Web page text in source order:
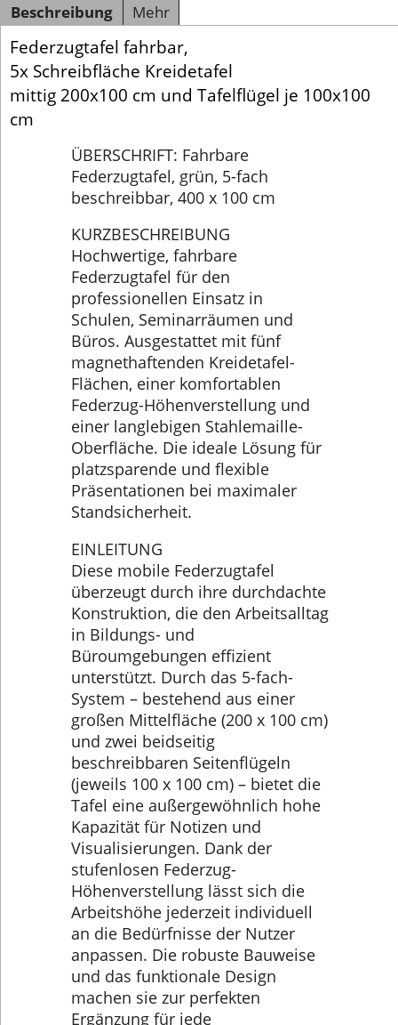
Beschreibung Mehr
Federzugtafel fahrbar,
5x Schreibfläche Kreidetafel
mittig 200x100 cm und Tafelflügel je 100x100
cm
ÜBERSCHRIFT: Fahrbare
Federzugtafel, grün, 5-fach
beschreibbar, 400 x 100 cm
KURZBESCHREIBUNG
Hochwertige, fahrbare
Federzugtafel für den
professionellen Einsatz in
Schulen, Seminarräumen und
Büros. Ausgestattet mit fünf
magnethaftenden Kreidetafel-
Flächen, einer komfortablen
Federzug-Höhenverstellung und
einer langlebigen Stahlemaille-
Oberfläche. Die ideale Lösung für
platzsparende und flexible
Präsentationen bei maximaler
Standsicherheit.
EINLEITUNG
Diese mobile Federzugtafel
überzeugt durch ihre durchdachte
Konstruktion, die den Arbeitsalltag
in Bildungs- und
Büroumgebungen effizient
unterstützt. Durch das 5-fach-
System – bestehend aus einer
großen Mittelfläche (200 x 100 cm)
und zwei beidseitig
beschreibbaren Seitenflügeln
(jeweils 100 x 100 cm) – bietet die
Tafel eine außergewöhnlich hohe
Kapazität für Notizen und
Visualisierungen. Dank der
stufenlosen Federzug-
Höhenverstellung lässt sich die
Arbeitshöhe jederzeit individuell
an die Bedürfnisse der Nutzer
anpassen. Die robuste Bauweise
und das funktionale Design
machen sie zur perfekten
Ergänzung für jede